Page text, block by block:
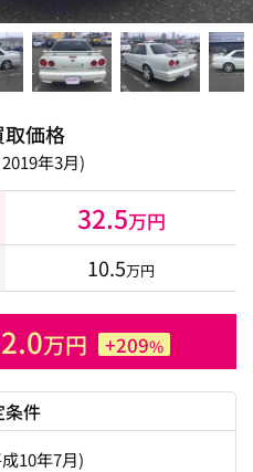
取価格
年3月)
32.5万円
10.5万円
万円 +209%
条件
10年7月)